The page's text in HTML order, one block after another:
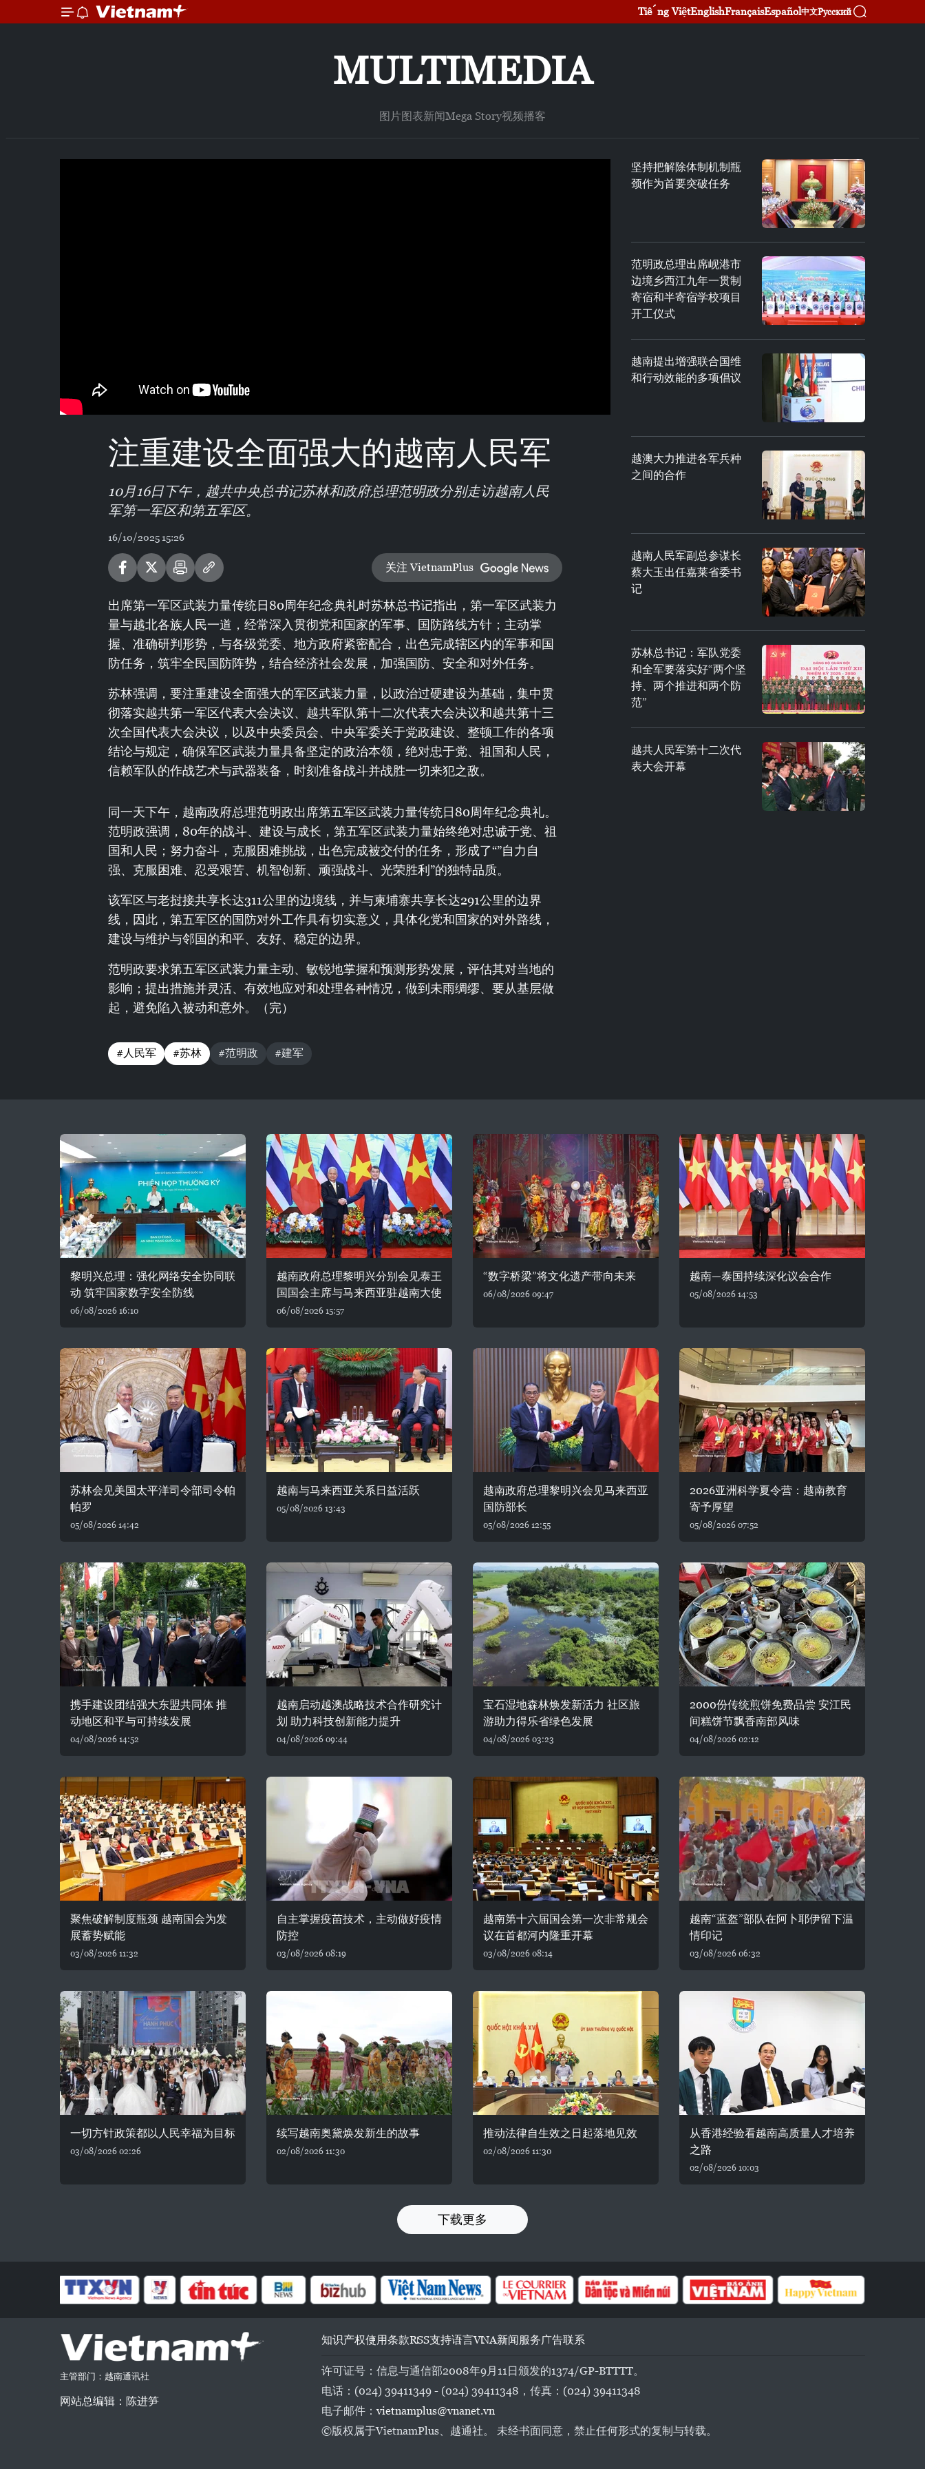
Tiếng ViệtEnglishFrançaisEspañol中文Русский
MULTIMEDIA
图片图表新闻Mega Story视频播客
注重建设全面强大的越南人民军
10月16日下午，越共中央总书记苏林和政府总理范明政分别走访越南人民
军第一军区和第五军区。
16/10/2025 15:26
关注 VietnamPlus
出席第一军区武装力量传统日80周年纪念典礼时苏林总书记指出，第一军区武装力
量与越北各族人民一道，经常深入贯彻党和国家的军事、国防路线方针；主动掌
握、准确研判形势，与各级党委、地方政府紧密配合，出色完成辖区内的军事和国
防任务，筑牢全民国防阵势，结合经济社会发展，加强国防、安全和对外任务。
苏林强调，要注重建设全面强大的军区武装力量，以政治过硬建设为基础，集中贯
彻落实越共第一军区代表大会决议、越共军队第十二次代表大会决议和越共第十三
次全国代表大会决议，以及中央委员会、中央军委关于党政建设、整顿工作的各项
结论与规定，确保军区武装力量具备坚定的政治本领，绝对忠于党、祖国和人民，
信赖军队的作战艺术与武器装备，时刻准备战斗并战胜一切来犯之敌。
同一天下午，越南政府总理范明政出席第五军区武装力量传统日80周年纪念典礼。
范明政强调，80年的战斗、建设与成长，第五军区武装力量始终绝对忠诚于党、祖
国和人民；努力奋斗，克服困难挑战，出色完成被交付的任务，形成了“”自力自
强、克服困难、忍受艰苦、机智创新、顽强战斗、光荣胜利”的独特品质。
该军区与老挝接共享长达311公里的边境线，并与柬埔寨共享长达291公里的边界
线，因此，第五军区的国防对外工作具有切实意义，具体化党和国家的对外路线，
建设与维护与邻国的和平、友好、稳定的边界。
范明政要求第五军区武装力量主动、敏锐地掌握和预测形势发展，评估其对当地的
影响；提出措施并灵活、有效地应对和处理各种情况，做到未雨绸缪、要从基层做
起，避免陷入被动和意外。（完）
#人民军 #苏林 #范明政 #建军
坚持把解除体制机制瓶
颈作为首要突破任务
范明政总理出席岘港市
边境乡西江九年一贯制
寄宿和半寄宿学校项目
开工仪式
越南提出增强联合国维
和行动效能的多项倡议
越澳大力推进各军兵种
之间的合作
越南人民军副总参谋长
蔡大玉出任嘉莱省委书
记
苏林总书记：军队党委
和全军要落实好“两个坚
持、两个推进和两个防
范”
越共人民军第十二次代
表大会开幕
黎明兴总理：强化网络安全协同联
动 筑牢国家数字安全防线
06/08/2026 16:10
越南政府总理黎明兴分别会见泰王
国国会主席与马来西亚驻越南大使
06/08/2026 15:57
“数字桥梁”将文化遗产带向未来
06/08/2026 09:47
越南—泰国持续深化议会合作
05/08/2026 14:53
苏林会见美国太平洋司令部司令帕
帕罗
05/08/2026 14:42
越南与马来西亚关系日益活跃
05/08/2026 13:43
越南政府总理黎明兴会见马来西亚
国防部长
05/08/2026 12:55
2026亚洲科学夏令营：越南教育
寄予厚望
05/08/2026 07:52
携手建设团结强大东盟共同体 推
动地区和平与可持续发展
04/08/2026 14:52
越南启动越澳战略技术合作研究计
划 助力科技创新能力提升
04/08/2026 09:44
宝石湿地森林焕发新活力 社区旅
游助力得乐省绿色发展
04/08/2026 03:23
2000份传统煎饼免费品尝 安江民
间糕饼节飘香南部风味
04/08/2026 02:12
聚焦破解制度瓶颈 越南国会为发
展蓄势赋能
03/08/2026 11:32
自主掌握疫苗技术，主动做好疫情
防控
03/08/2026 08:19
越南第十六届国会第一次非常规会
议在首都河内隆重开幕
03/08/2026 08:14
越南“蓝盔”部队在阿卜耶伊留下温
情印记
03/08/2026 06:32
一切方针政策都以人民幸福为目标
03/08/2026 02:26
续写越南奥黛焕发新生的故事
02/08/2026 11:30
推动法律自生效之日起落地见效
02/08/2026 11:30
从香港经验看越南高质量人才培养
之路
02/08/2026 10:03
下载更多
主管部门：越南通讯社
网站总编辑：陈进笋
知识产权使用条款RSS支持语言VNA新闻服务广告联系
许可证号：信息与通信部2008年9月11日颁发的1374/GP-BTTTT。
电话：(024) 39411349 - (024) 39411348，传真：(024) 39411348
电子邮件：vietnamplus@vnanet.vn
©版权属于VietnamPlus、越通社。 未经书面同意，禁止任何形式的复制与转载。